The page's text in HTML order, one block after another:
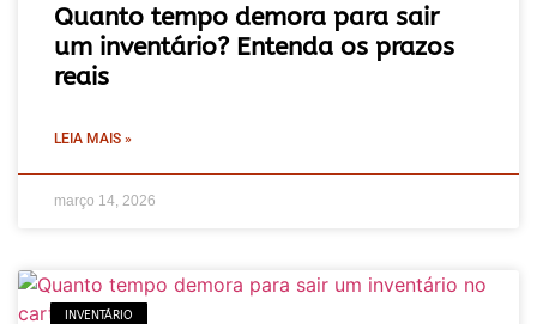
Quanto tempo demora para sair
um inventário? Entenda os prazos
reais
LEIA MAIS »
março 14, 2026
INVENTÁRIO